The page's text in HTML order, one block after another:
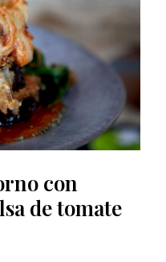
con
de tomate